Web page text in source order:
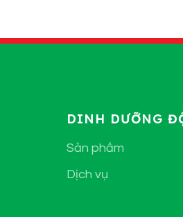
DINH DƯỠNG
Sản phẩm
Dịch vụ